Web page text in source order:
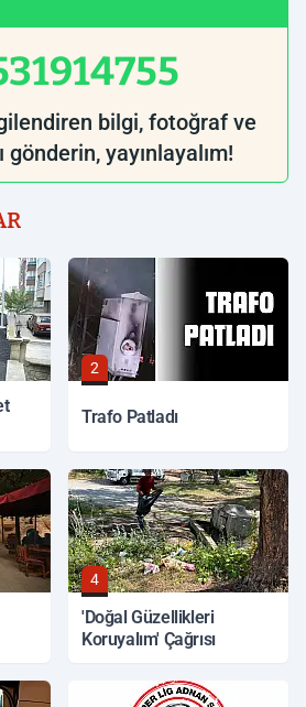
bilgi, fotoğraf ve
gönderin, yayınlayalım!
2
Trafo Patladı
4
'Doğal Güzellikleri
Koruyalım' Çağrısı